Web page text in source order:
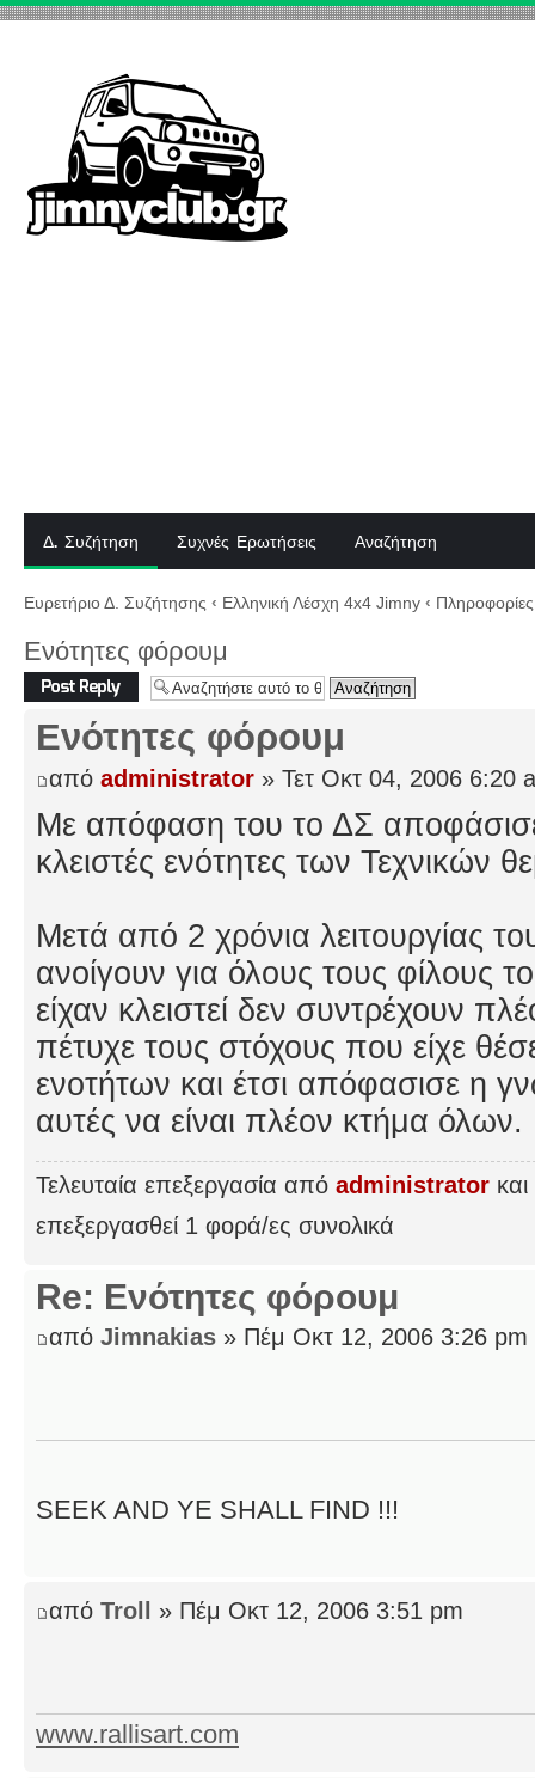
Δ. Συζήτηση Συχνές Ερωτήσεις Αναζήτηση
Ευρετήριο Δ. Συζήτησης ‹ Ελληνική Λέσχη 4x4 Jimny ‹
Ενότητες φόρουμ
Δημιουργία
απάντησης
Ενότητες φόρουμ
από administrator » Τετ Οκτ 04, 2006 6:20
Με απόφαση του το ΔΣ
κλειστές ενότητες των Τεχνικών
Μετά από 2 χρόνια λειτουργίας
ανοίγουν για όλους τους φίλους
είχαν κλειστεί δεν συντρέχουν
πέτυχε τους στόχους που είχε
ενοτήτων και έτσι απόφασισε η
αυτές να είναι πλέον κτήμα όλων.
Τελευταία επεξεργασία από administrator
επεξεργασθεί 1 φορά/ες συνολικά
Re: Ενότητες φόρουμ
από Jimnakias » Πέμ Οκτ 12, 2006 3:26 pm
SEEK AND YE SHALL FIND !!!
από Troll » Πέμ Οκτ 12, 2006 3:51 pm
www.rallisart.com